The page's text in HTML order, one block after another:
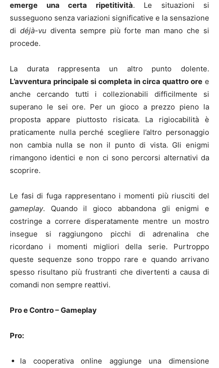
emerge una certa ripetitività. Le situazioni si
susseguono senza variazioni significative e la sensazione
di déjà-vudiventa sempre più forte man mano che si
procede.
La durata rappresenta un altro punto dolente.
L’avventura principale si completa in circa quattro ore e
anche cercando tutti i collezionabili difficilmente si
superano le sei ore. Per un gioco a prezzo pieno la
proposta appare piuttosto risicata. La rigiocabilità è
praticamente nulla perché scegliere l’altro personaggio
non cambia nulla se non il punto di vista. Gli enigmi
rimangono identici e non ci sono percorsi alternativi da
scoprire.
Le fasi di fuga rappresentano i momenti più riusciti del
gameplay. Quando il gioco abbandona gli enigmi e
costringe a correre disperatamente mentre un mostro
insegue si raggiungono picchi di adrenalina che
ricordano i momenti migliori della serie. Purtroppo
queste sequenze sono troppo rare e quando arrivano
spesso risultano più frustranti che divertenti a causa di
comandi non sempre reattivi.
Pro e Contro – Gameplay
Pro:
la cooperativa online aggiunge una dimensione